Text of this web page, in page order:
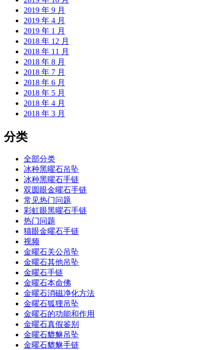
2019 年 9 月
2019 年 4 月
2019 年 1 月
2018 年 12 月
2018 年 11 月
2018 年 8 月
2018 年 7 月
2018 年 6 月
2018 年 5 月
2018 年 4 月
2018 年 3 月
分类
全部分类
冰种黑曜石吊坠
冰种黑曜石手链
双圆眼金曜石手链
常见热门问题
彩虹眼黑曜石手链
热门问题
猫眼金曜石手链
视频
金曜石关公吊坠
金曜石其他吊坠
金曜石手链
金曜石本命佛
金曜石消磁净化方法
金曜石狐狸吊坠
金曜石的功能和作用
金曜石真假鉴别
金曜石貔貅吊坠
金曜石貔貅手链